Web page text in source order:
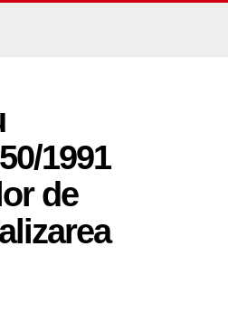
1991
de